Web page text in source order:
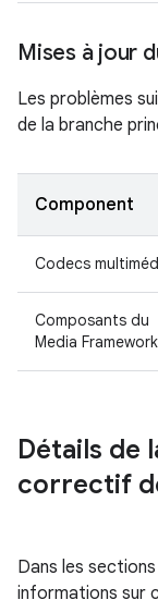
Mises à jour
Les problèmes
de la branche
Component
Codecs
Composants du
Media Framework
Détails de
correctif
Dans les
informations sur